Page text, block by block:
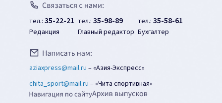
тел.: 35-22-21
Редакция
тел.: 35-98-89
Главный редактор
тел.: 35-58-61
Бухгалтер
aziaxpress@mail.ru – «Азия-Экспресс»
chita_sport@mail.ru – «Чита спортивная»